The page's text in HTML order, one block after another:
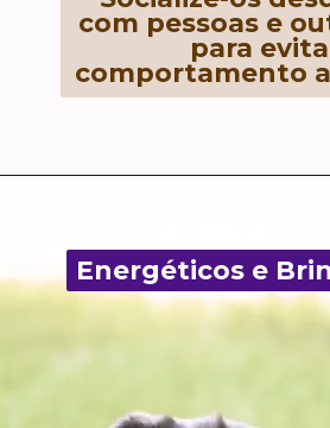
com pessoas e
para
comportamento
Energéticos e
Energéticos e